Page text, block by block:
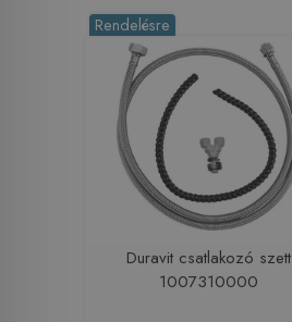
Rendelésre
Duravit csatlakozó szett
1007310000